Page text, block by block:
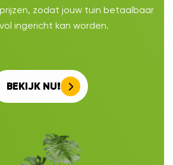
zodat jouw tuin betaalbaar
ingericht kan worden.
BEKIJK NU!